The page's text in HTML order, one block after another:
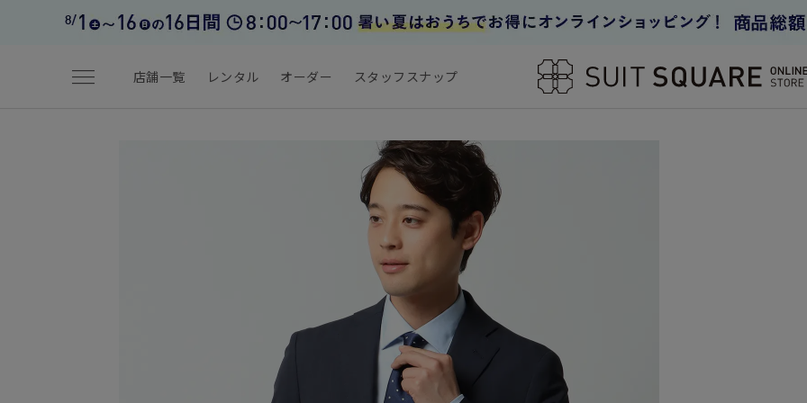
menu 店舗一覧 レンタル オーダー スタッフスナップ